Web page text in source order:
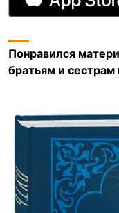
Понравился
братьям и сестрам